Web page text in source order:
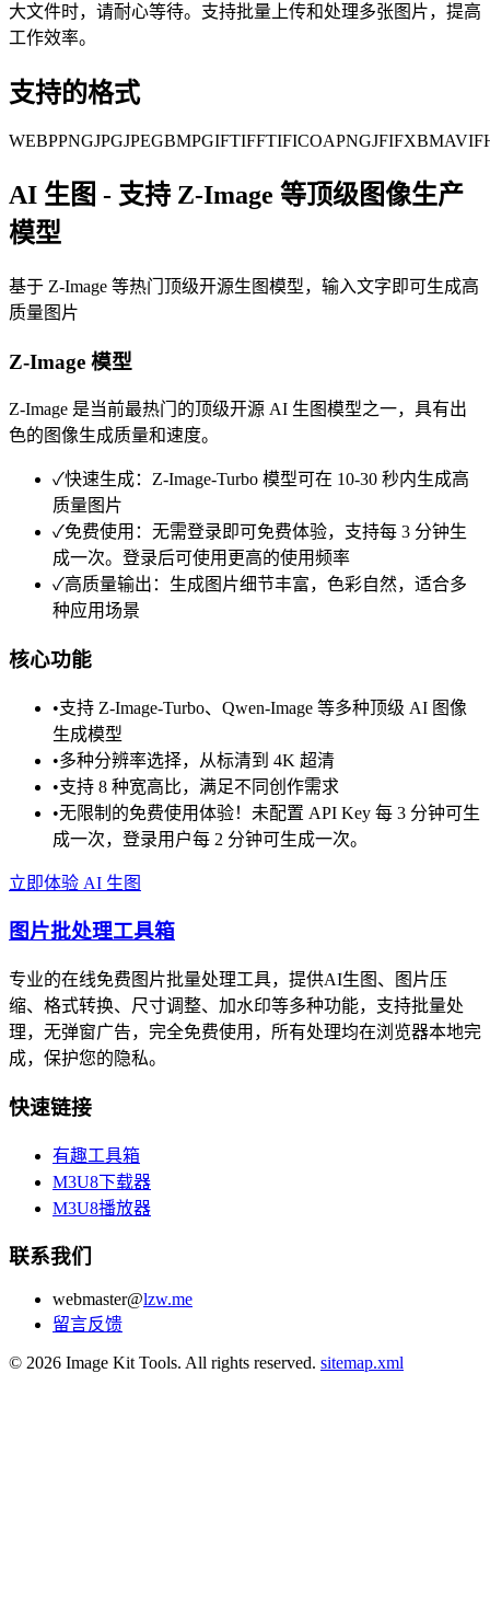
大文件时，请耐心等待。支持批量上传和处理多张图片，提高
工作效率。
支持的格式
WEBPPNGJPGJPEGBMPGIFTIFFTIFICOAPNGJFIFXBMAVIF
AI 生图 - 支持 Z-Image 等顶级图像生产
模型
基于 Z-Image 等热门顶级开源生图模型，输入文字即可生成高
质量图片
Z-Image 模型
Z-Image 是当前最热门的顶级开源 AI 生图模型之一，具有出
色的图像生成质量和速度。
✓快速生成：Z-Image-Turbo 模型可在 10-30 秒内生成高
质量图片
✓免费使用：无需登录即可免费体验，支持每 3 分钟生
成一次。登录后可使用更高的使用频率
✓高质量输出：生成图片细节丰富，色彩自然，适合多
种应用场景
核心功能
•支持 Z-Image-Turbo、Qwen-Image 等多种顶级 AI 图像
生成模型
•多种分辨率选择，从标清到 4K 超清
•支持 8 种宽高比，满足不同创作需求
•无限制的免费使用体验！未配置 API Key 每 3 分钟可生
成一次，登录用户每 2 分钟可生成一次。
立即体验 AI 生图
图片批处理工具箱
专业的在线免费图片批量处理工具，提供AI生图、图片压
缩、格式转换、尺寸调整、加水印等多种功能，支持批量处
理，无弹窗广告，完全免费使用，所有处理均在浏览器本地完
成，保护您的隐私。
快速链接
有趣工具箱
M3U8下载器
M3U8播放器
联系我们
webmaster@lzw.me
留言反馈
© 2026 Image Kit Tools. All rights reserved. sitemap.xml